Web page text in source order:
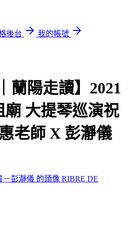
後台
我的帳號
蘭陽走讀】2021
大提琴巡演祝
老師 X 彭瀞儀
RIBRE DE